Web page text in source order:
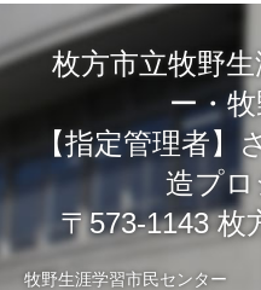
枚方市立牧野
ー・
【指定管理者】
造プロ
〒573-1143 枚
牧野生涯学習市民センター